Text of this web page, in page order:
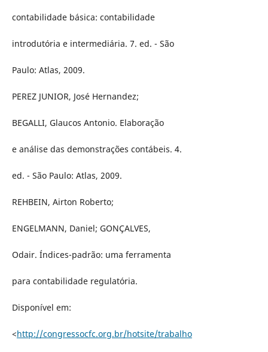
contabilidade básica: contabilidade
introdutória e intermediária. 7. ed. - São
Paulo: Atlas, 2009.
PEREZ JUNIOR, José Hernandez;
BEGALLI, Glaucos Antonio. Elaboração
e análise das demonstrações contábeis. 4.
ed. - São Paulo: Atlas, 2009.
REHBEIN, Airton Roberto;
ENGELMANN, Daniel; GONÇALVES,
Odair. Índices-padrão: uma ferramenta
para contabilidade regulatória.
Disponível em:
<http://congressocfc.org.br/hotsite/trabalho